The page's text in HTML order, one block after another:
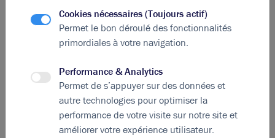
des connexions Internet infaillibles, des outils de
visioconférence etc. Évoluant au milieu d’un
environnement professionnel ultra-connecté, les
d’équipements efficaces qu’il s’agisse de
Smartphones, tablettes ou d’ordinateurs portables. Le
bureau partagé oudesk sharingconsiste comme son
nom l’indique à affecter un seul poste de travail à
plusieurs salariés. Déjà répandu au sein des activités
Cookies nécessaires (Toujours actif)
Permet le bon déroulé des fonctionnalités
primordiales à votre navigation.
Performance & Analytics
Permet de s’appuyer sur des données et
autre technologies pour optimiser la
performance de votre visite sur notre site et
améliorer votre expérience utilisateur.